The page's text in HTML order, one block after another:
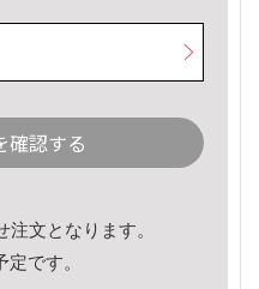
確認する
文となります。
です。